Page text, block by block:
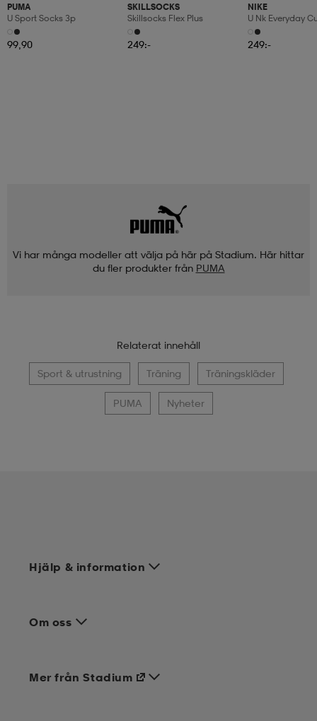
PUMA
U Sport Socks 3p
99,90
SKILLSOCKS
Skillsocks Flex Plus
249:-
NIKE
U Nk Everyday
6pr-Bd
249:-
Vi har många modeller att välja på här på Stadium. Här hittar
du fler produkter från PUMA
Relaterat innehåll
Sport & utrustning Träning Träningskläder
PUMA Nyheter
Hjälp & information
Om oss
Mer från Stadium